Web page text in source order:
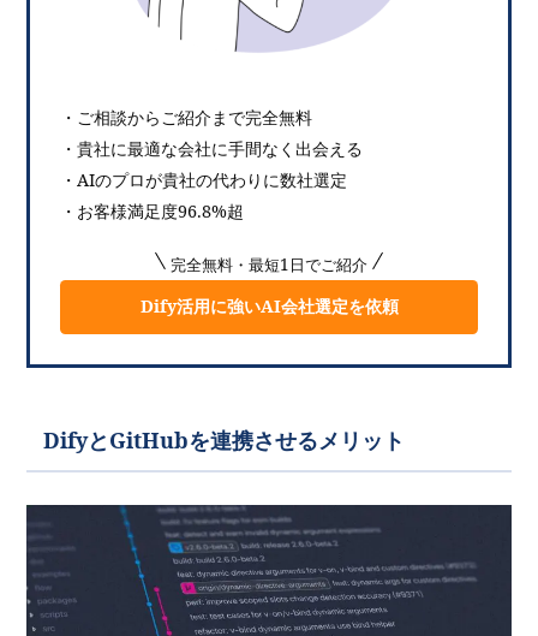
・ご相談からご紹介まで完全無料
・貴社に最適な会社に手間なく出会える
・AIのプロが貴社の代わりに数社選定
・お客様満足度96.8%超
完全無料・最短1日でご紹介
Dify活用に強いAI会社選定を依頼
DifyとGitHubを連携させるメリット